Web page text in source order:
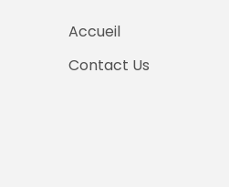
Accueil
Contact Us